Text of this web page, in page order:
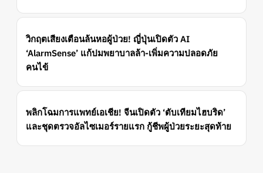
วิกฤตเสียงเตือนล้นหอผู้ป่วย! ญี่ปุ่นเปิดตัว AI
‘AlarmSense’ แก้ปมพยาบาลล้า-เพิ่มความปลอดภัย
คนไข้
พลิกโฉมการแพทย์เอเชีย! จีนเปิดตัว ‘ตับเทียมไฮบริด’
และชุดตรวจอัลไซเมอร์รายแรก กู้ชีพผู้ป่วยระยะสุดท้าย